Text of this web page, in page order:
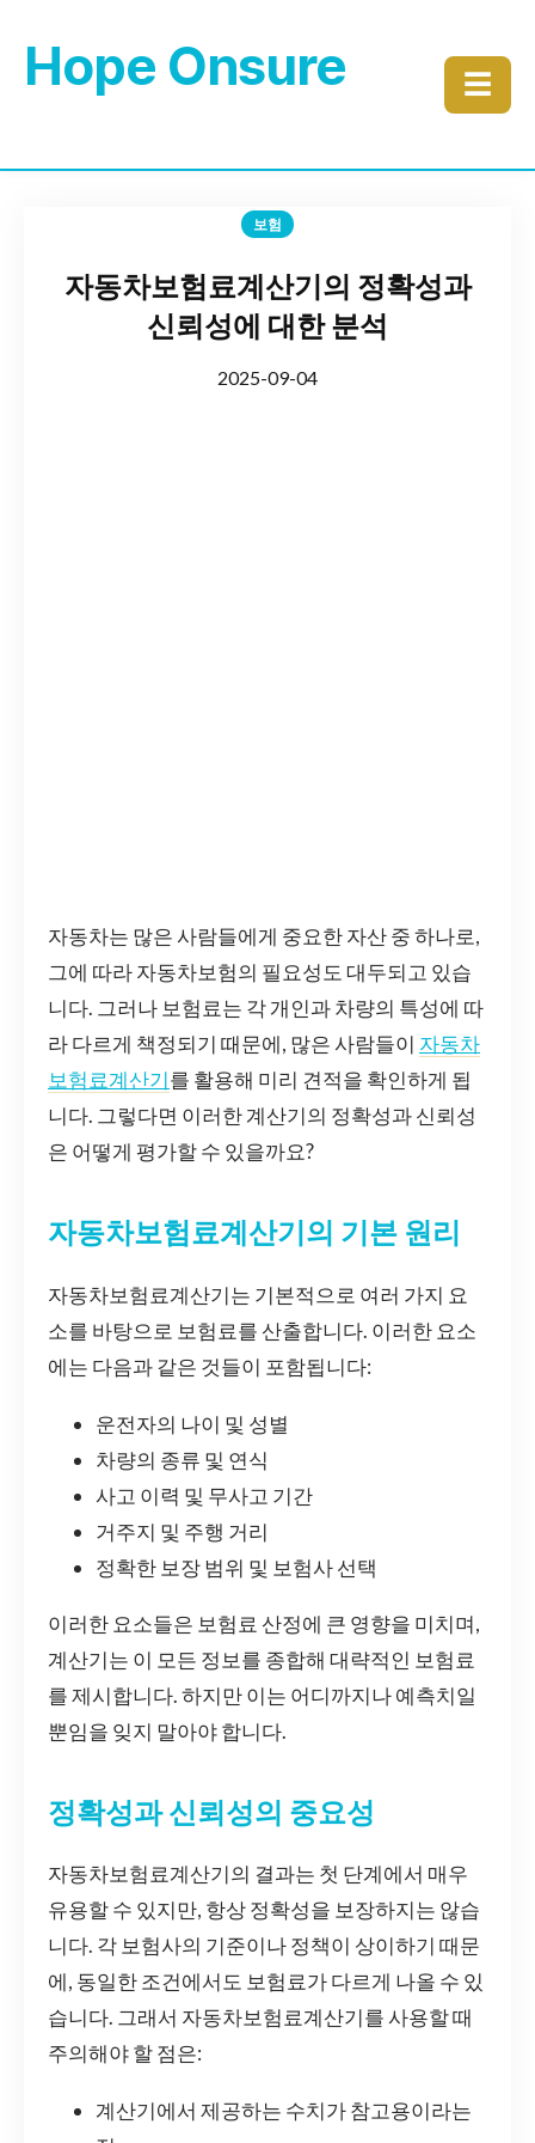
Hope Onsure ☰
보험
자동차보험료계산기의 정확성과
신뢰성에 대한 분석
2025-09-04
자동차는 많은 사람들에게 중요한 자산 중 하나로,
그에 따라 자동차보험의 필요성도 대두되고 있습
니다. 그러나 보험료는 각 개인과 차량의 특성에 따
라 다르게 책정되기 때문에, 많은 사람들이 자동차
보험료계산기를 활용해 미리 견적을 확인하게 됩
니다. 그렇다면 이러한 계산기의 정확성과 신뢰성
은 어떻게 평가할 수 있을까요?
자동차보험료계산기의 기본 원리
자동차보험료계산기는 기본적으로 여러 가지 요
소를 바탕으로 보험료를 산출합니다. 이러한 요소
에는 다음과 같은 것들이 포함됩니다:
운전자의 나이 및 성별
차량의 종류 및 연식
사고 이력 및 무사고 기간
거주지 및 주행 거리
정확한 보장 범위 및 보험사 선택
이러한 요소들은 보험료 산정에 큰 영향을 미치며,
계산기는 이 모든 정보를 종합해 대략적인 보험료
를 제시합니다. 하지만 이는 어디까지나 예측치일
뿐임을 잊지 말아야 합니다.
정확성과 신뢰성의 중요성
자동차보험료계산기의 결과는 첫 단계에서 매우
유용할 수 있지만, 항상 정확성을 보장하지는 않습
니다. 각 보험사의 기준이나 정책이 상이하기 때문
에, 동일한 조건에서도 보험료가 다르게 나올 수 있
습니다. 그래서 자동차보험료계산기를 사용할 때
주의해야 할 점은:
계산기에서 제공하는 수치가 참고용이라는